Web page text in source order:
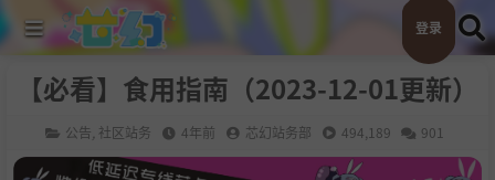
登录
【必看】食用指南（2023-12-01更新）
公告 社区站务 4年前 芯幻站务部 494,189 901